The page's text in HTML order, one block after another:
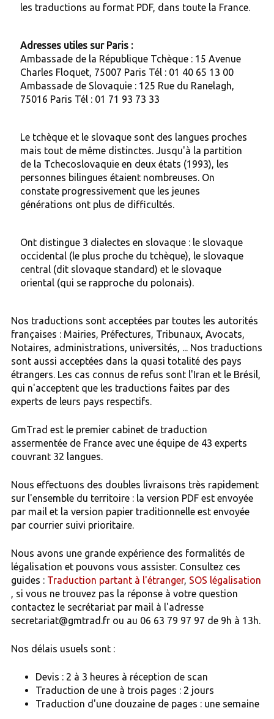
les traductions au format PDF, dans toute la France.
Adresses utiles sur Paris :
Ambassade de la République Tchèque : 15 Avenue
Charles Floquet, 75007 Paris Tél : 01 40 65 13 00
Ambassade de Slovaquie : 125 Rue du Ranelagh,
75016 Paris Tél : 01 71 93 73 33
Le tchèque et le slovaque sont des langues proches
mais tout de même distinctes. Jusqu'à la partition
de la Tchecoslovaquie en deux états (1993), les
personnes bilingues étaient nombreuses. On
constate progressivement que les jeunes
générations ont plus de difficultés.
Ont distingue 3 dialectes en slovaque : le slovaque
occidental (le plus proche du tchèque), le slovaque
central (dit slovaque standard) et le slovaque
oriental (qui se rapproche du polonais).
Nos traductions sont acceptées par toutes les autorités
françaises : Mairies, Préfectures, Tribunaux, Avocats,
Notaires, administrations, universités, ... Nos traductions
sont aussi acceptées dans la quasi totalité des pays
étrangers. Les cas connus de refus sont l'Iran et le Brésil,
qui n'acceptent que les traductions faites par des
experts de leurs pays respectifs.
GmTrad est le premier cabinet de traduction
assermentée de France avec une équipe de 43 experts
couvrant 32 langues.
Nous effectuons des doubles livraisons très rapidement
sur l'ensemble du territoire : la version PDF est envoyée
par mail et la version papier traditionnelle est envoyée
par courrier suivi prioritaire.
Nous avons une grande expérience des formalités de
légalisation et pouvons vous assister. Consultez ces
guides : Traduction partant à l'étranger, SOS légalisation
, si vous ne trouvez pas la réponse à votre question
contactez le secrétariat par mail à l'adresse
secretariat@gmtrad.fr ou au 06 63 79 97 97 de 9h à 13h.
Nos délais usuels sont :
Devis : 2 à 3 heures à réception de scan
Traduction de une à trois pages : 2 jours
Traduction d'une douzaine de pages : une semaine